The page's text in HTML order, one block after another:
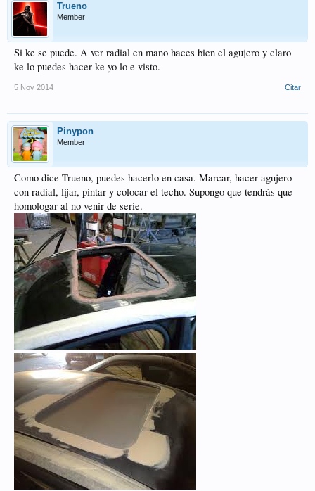
Trueno
Member
Si ke se puede. A ver radial en mano haces bien el agujero y claro
ke lo puedes hacer ke yo lo e visto.
5 Nov 2014 Citar
Pinypon
Member
Como dice Trueno, puedes hacerlo en casa. Marcar, hacer agujero
con radial, lijar, pintar y colocar el techo. Supongo que tendrás que
homologar al no venir de serie.